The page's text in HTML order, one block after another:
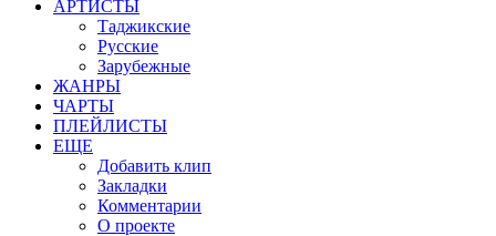
АРТИСТЫ
Таджикские
Русские
Зарубежные
ЖАНРЫ
ЧАРТЫ
ПЛЕЙЛИСТЫ
ЕЩЕ
Добавить клип
Закладки
Комментарии
О проекте